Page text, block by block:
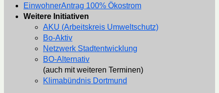
EinwohnerAntrag 100% Ökostrom
Weitere Initiativen
AKU (Arbeitskreis Umweltschutz)
Bo-Aktiv
Netzwerk Stadtentwicklung
BO-Alternativ
(auch mit weiteren Terminen)
Klimabündnis Dortmund